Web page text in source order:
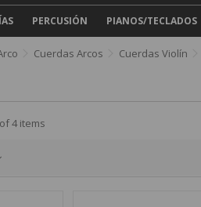
PERCUSIÓN PIANOS/TECLADOS
Cuerdas Arcos Cuerdas Violín
4 items